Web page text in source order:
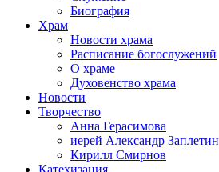
Биография
Храм
Новости храма
Расписание богослужений
О храме
Духовенство храма
Новости
Творчество
Анна Герасимова
иерей Александр Заплетин
Кирилл Смирнов
Катехизация